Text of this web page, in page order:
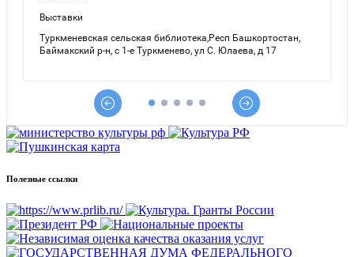
Полезные ссылки